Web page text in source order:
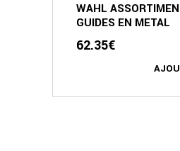
WAHL
GUIDES EN METAL
62.35€